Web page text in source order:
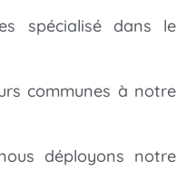
spécialisé dans le
communes à notre
déployons notre